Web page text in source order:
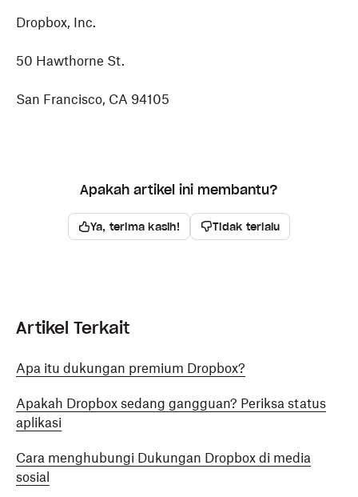
Dropbox, Inc.
50 Hawthorne St.
San Francisco, CA 94105
Apakah artikel ini membantu?
Ya, terima kasih! Tidak terlalu
Artikel Terkait
Apa itu dukungan premium Dropbox?
Apakah Dropbox sedang gangguan? Periksa status
aplikasi
Cara menghubungi Dukungan Dropbox di media
sosial